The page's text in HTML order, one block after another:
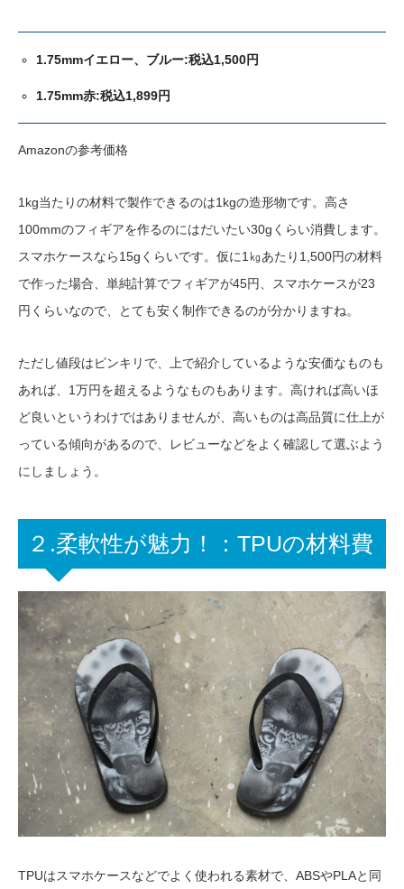
1.75mmイエロー、ブルー:税込1,500円
1.75mm赤:税込1,899円
Amazonの参考価格
1kg当たりの材料で製作できるのは1kgの造形物です。高さ
100mmのフィギアを作るのにはだいたい30gくらい消費します。
スマホケースなら15gくらいです。仮に1㎏あたり1,500円の材料
で作った場合、単純計算でフィギアが45円、スマホケースが23
円くらいなので、とても安く制作できるのが分かりますね。
ただし値段はピンキリで、上で紹介しているような安価なものも
あれば、1万円を超えるようなものもあります。高ければ高いほ
ど良いというわけではありませんが、高いものは高品質に仕上が
っている傾向があるので、レビューなどをよく確認して選ぶよう
にしましょう。
２.柔軟性が魅力！：TPUの材料費
TPUはスマホケースなどでよく使われる素材で、ABSやPLAと同